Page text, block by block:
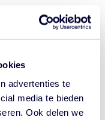
advertenties te
media te bieden
Ook delen we
tegen
46-84 voor de
tegen Filou